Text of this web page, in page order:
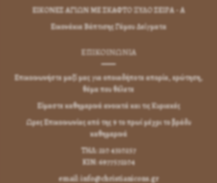
ΕΙΚΟΝΕΣ ΑΓΙΩΝ ΜΕ ΣΚΑΦΤΟ ΞΥΛΟ ΣΕΙΡΑ - Α
Εικονάκια Βάπτισης Γάμου Δείγματα
ΕΠΙΚΟΙΝΩΝΊΑ
Επικοινωνήστε μαζί μας για οποιαδήποτε απορία, ερώτηση,
θέμα που θέλετε
Είμαστε καθημερινά ανοικτά και τις Κυριακές
Ωρες Επικοινωνίας από της 9 το πρωί μέχρι το βράδυ
καθημερινά
ΤΗΛ: 210 4310257
KIN: 6977572104
email: info@christianicons.gr